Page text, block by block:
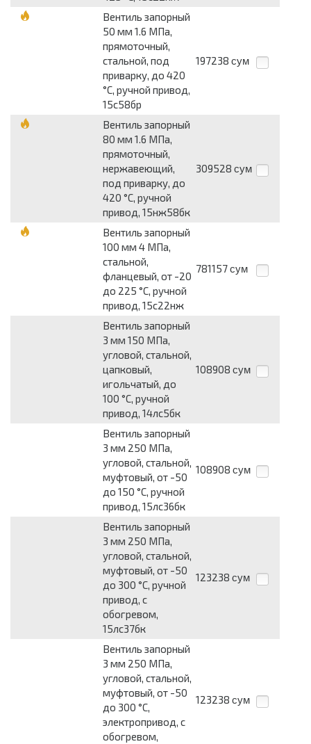
Вентиль запорный
50 мм 1.6 МПа,
прямоточный,
стальной, под
приварку, до 420
°С, ручной привод,
15с58бр
197238 сум
Вентиль запорный
80 мм 1.6 МПа,
прямоточный,
нержавеющий,
под приварку, до
420 °С, ручной
привод, 15нж58бк
309528 сум
Вентиль запорный
100 мм 4 МПа,
стальной,
фланцевый, от -20
до 225 °С, ручной
привод, 15с22нж
781157 сум
Вентиль запорный
3 мм 150 МПа,
угловой, стальной,
цапковый,
игольчатый, до
100 °С, ручной
привод, 14лс5бк
108908 сум
Вентиль запорный
3 мм 250 МПа,
угловой, стальной,
муфтовый, от -50
до 150 °С, ручной
привод, 15лс36бк
108908 сум
Вентиль запорный
3 мм 250 МПа,
угловой, стальной,
муфтовый, от -50
до 300 °С, ручной
привод, с
обогревом,
15лс37бк
123238 сум
Вентиль запорный
3 мм 250 МПа,
угловой, стальной,
муфтовый, от -50
до 300 °С,
электропривод, с
обогревом,
123238 сум